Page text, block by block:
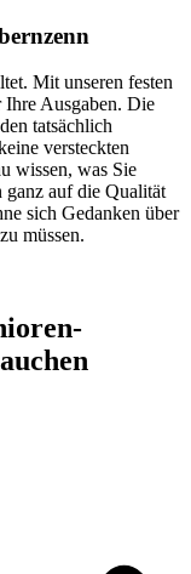
Mit unseren festen
Ihre Ausgaben. Die
tatsächlich
versteckten
wissen, was Sie
ganz auf die Qualität
sich Gedanken über
müssen.